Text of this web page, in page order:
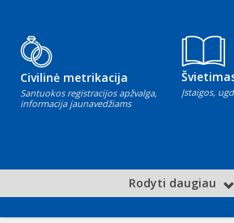
Civilinė metrikacija
Santuokos registracijos apžvalga,
informacija jaunavedžiams
Įstaigos,
Rodyti daugiau